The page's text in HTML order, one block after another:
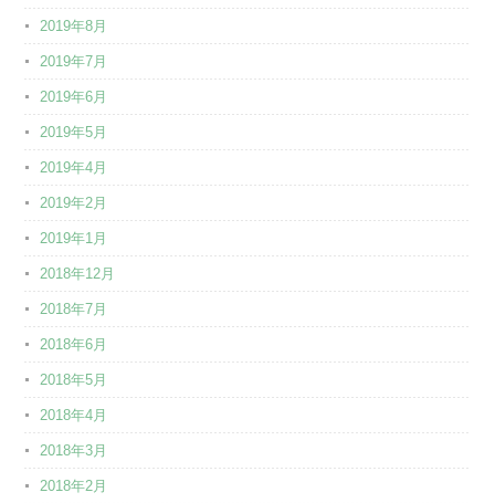
2019年8月
2019年7月
2019年6月
2019年5月
2019年4月
2019年2月
2019年1月
2018年12月
2018年7月
2018年6月
2018年5月
2018年4月
2018年3月
2018年2月